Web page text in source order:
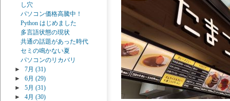
し穴
パソコン価格高騰中！
Python はじめました
多言語状態の現状
共通の話題があった時代
セミの鳴かない夏
パソコンのリカバリ
►
7月 (31)
►
6月 (29)
►
5月 (31)
►
4月 (30)